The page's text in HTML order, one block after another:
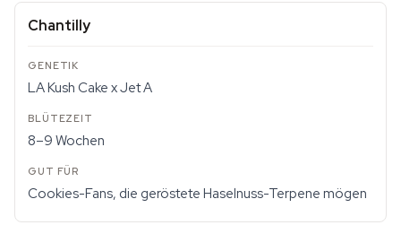
Chantilly
LA Kush Cake x Jet A
8–9 Wochen
Cookies-Fans, die geröstete Haselnuss-Terpene mögen